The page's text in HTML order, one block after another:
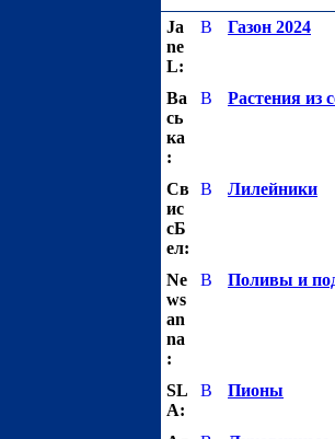
Ja
ne
L:
Газон 2024
Ва
сь
ка
:
Растения из
Св
ис
сБ
ел:
Лилейники
Ne
ws
an
na
:
Поливы и
SL
A:
Пионы